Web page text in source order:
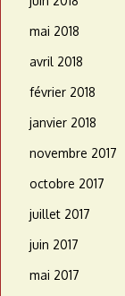
mai 2018
avril 2018
février 2018
janvier 2018
novembre 2017
octobre 2017
juillet 2017
juin 2017
mai 2017